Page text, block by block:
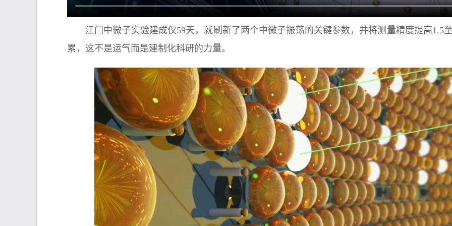
江门中微子实验建成仅59天，就刷新了两个中微子振荡的关键参数，并将测量精度提高1.5
累，这不是运气而是建制化科研的力量。